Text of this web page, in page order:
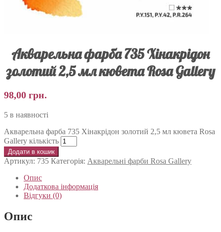
Акварельна фарба 735 Хінакрідон
золотий 2,5 мл кювета Rosa Gallery
98,00 грн.
5 в наявності
Акварельна фарба 735 Хінакрідон золотий 2,5 мл кювета Rosa
Gallery кількість
Додати в кошик
Артикул: 735 Категорія: Акварельні фарби Rosa Gallery
Опис
Додаткова інформація
Відгуки (0)
Опис